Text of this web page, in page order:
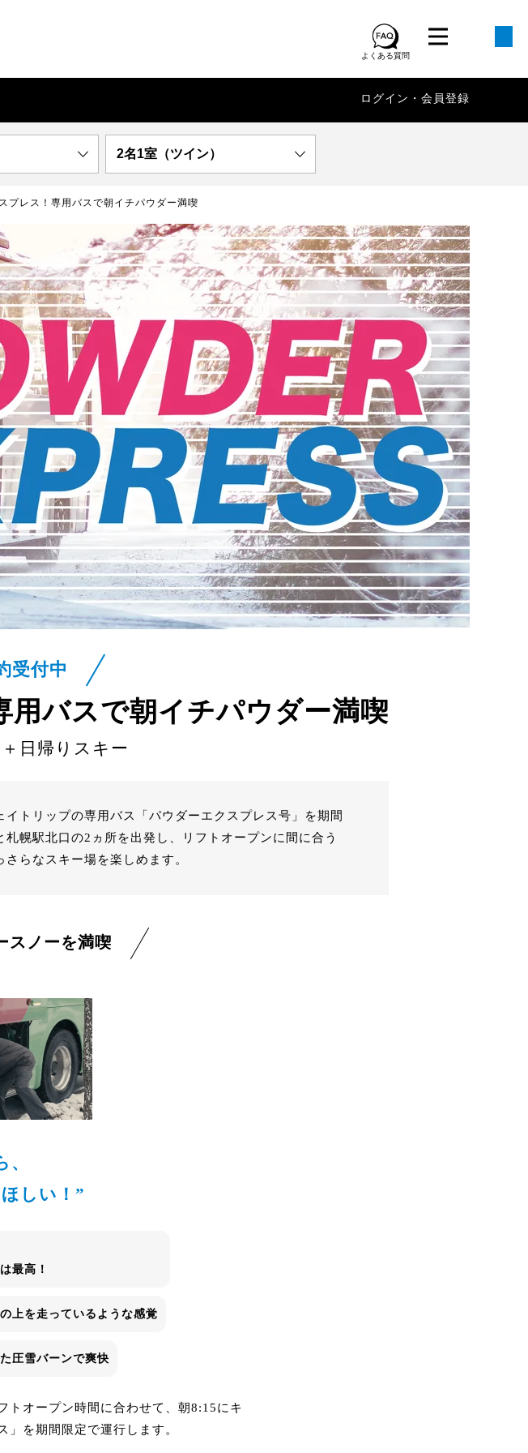
よくある質問
ログイン・会員登録
2名1室（ツイン）
プレス！専用バスで朝イチパウダー満喫
受付中
用バスで朝イチパウダー満喫
日帰りスキー
トリップの専用バス「パウダーエクスプレス号」を期間
幌駅北口の2ヵ所を出発し、リフトオープンに間に合う
らなスキー場を楽しめます。
スノーを満喫
しい！”
最高！
上を走っているような感覚
圧雪バーンで爽快
トオープン時間に合わせて、朝8:15にキ
」を期間限定で運行します。